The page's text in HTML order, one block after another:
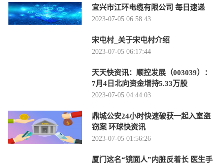
宜兴市江环电缆有限公司 每日速递
2023-07-05 06:58:43
宋屯村_关于宋屯村介绍
2023-07-05 06:17:44
天天快资讯：顺控发展（003039）：
7月4日北向资金增持5.33万股
2023-07-05 04:44:03
鼎城公安24小时快速破获一起入室盗
窃案 环球快资讯
2023-07-05 01:56:26
厦门这名“镜面人”内脏反着长 医生手